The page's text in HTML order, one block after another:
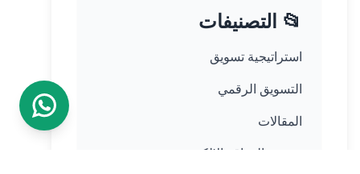
📂 التصنيفات
استراتيجية تسويق
التسويق الرقمي
المقالات
تصميم المواقع الالكترونية